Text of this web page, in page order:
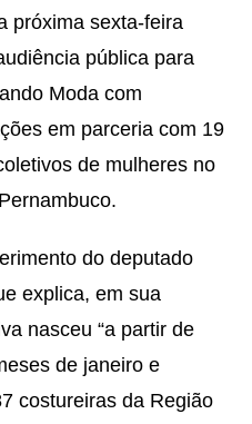
próxima sexta-feira
pública para
Moda com
em parceria com 19
de mulheres no
do deputado
explica, em sua
nasceu “a partir de
de janeiro e
costureiras da Região